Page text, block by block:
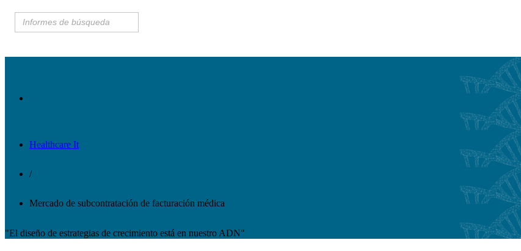
Healthcare It
/
Mercado de subcontratación de facturación médica
"El diseño de estrategias de crecimiento está en nuestro ADN"